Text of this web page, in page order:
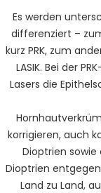
Es werden
differenziert –
kurz PRK, zum
LASIK. Bei der
Lasers die
korrigieren, auch
Dioptrien
Dioptrien
Land zu Land,